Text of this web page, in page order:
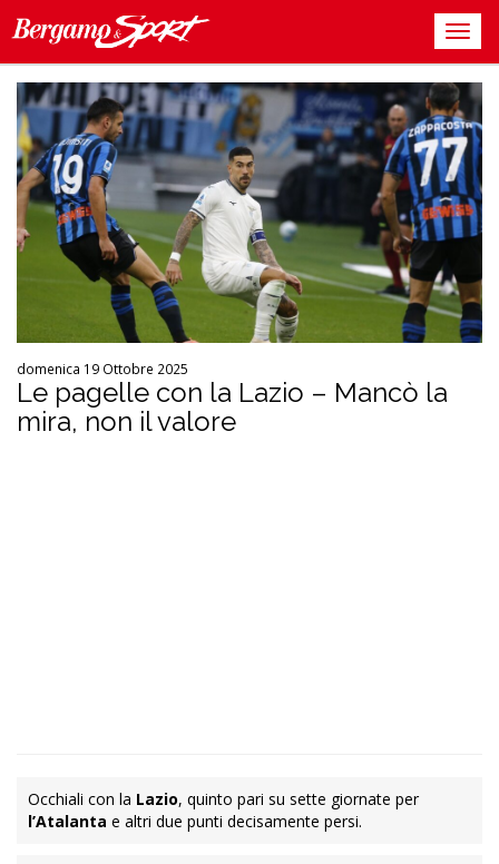
domenica 19 Ottobre 2025
Le pagelle con la Lazio – Mancò la
mira, non il valore
Occhiali con la Lazio, quinto pari su sette giornate per
l’Atalanta e altri due punti decisamente persi.